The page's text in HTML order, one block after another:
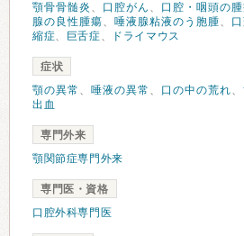
顎骨骨髄炎 、 口腔がん 、 口腔・咽頭の
腺の良性腫瘍、 唾液腺粘液のう胞腫、
縮症、 巨舌症、 ドライマウス
症状
顎の異常 、 唾液の異常 、 口の中の荒れ、
出血
専門外来
顎関節症専門外来
専門医・資格
口腔外科専門医